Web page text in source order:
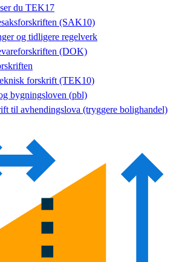
du TEK17
(SAK10)
og tidligere regelverk
(DOK)
forskrift (TEK10)
bygningsloven (pbl)
til avhendingslova (tryggere bolighandel)